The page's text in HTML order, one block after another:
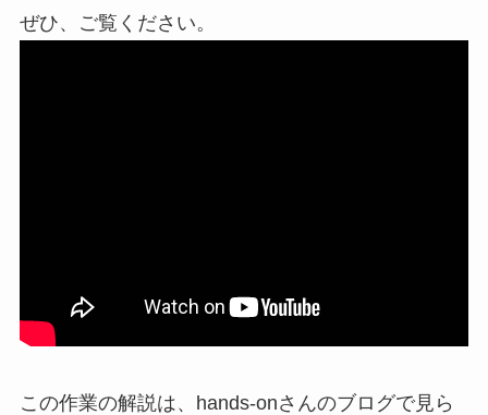
ぜひ、ご覧ください。
この作業の解説は、hands-onさんのブログで見ら